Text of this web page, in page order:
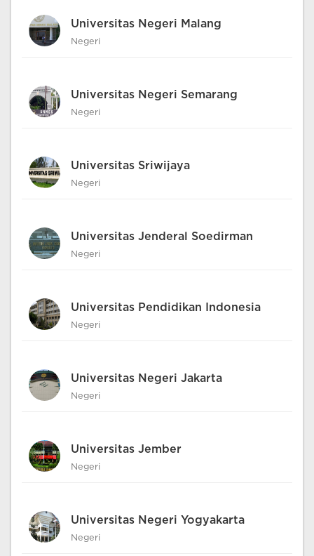
Universitas Negeri Malang
Negeri
Universitas Negeri Semarang
Negeri
Universitas Sriwijaya
Negeri
Universitas Jenderal Soedirman
Negeri
Universitas Pendidikan Indonesia
Negeri
Universitas Negeri Jakarta
Negeri
Universitas Jember
Negeri
Universitas Negeri Yogyakarta
Negeri